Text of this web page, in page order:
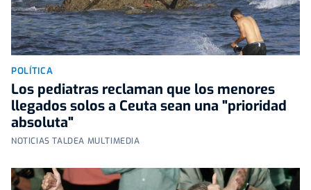
POLÍTICA
Los pediatras reclaman que los menores
llegados solos a Ceuta sean una "prioridad
absoluta"
NOTICIAS TALDEA MULTIMEDIA